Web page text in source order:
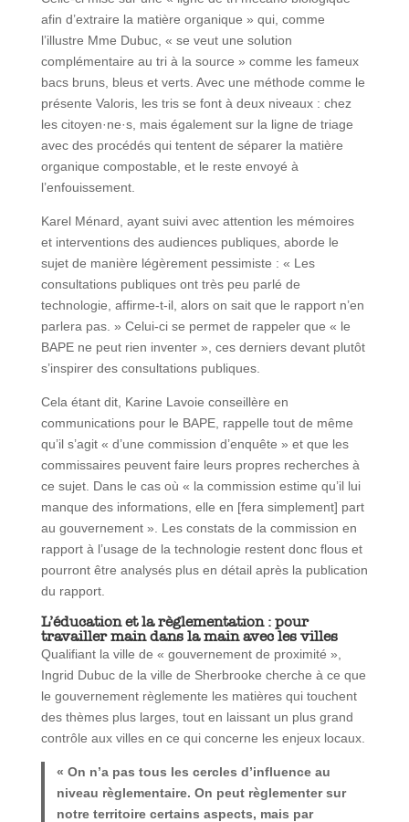
afin d’extraire la matière organique » qui, comme
l’illustre Mme Dubuc, « se veut une solution
complémentaire au tri à la source » comme les fameux
bacs bruns, bleus et verts. Avec une méthode comme le
présente Valoris, les tris se font à deux niveaux : chez
les citoyen·ne·s, mais également sur la ligne de triage
avec des procédés qui tentent de séparer la matière
organique compostable, et le reste envoyé à
l’enfouissement.
Karel Ménard, ayant suivi avec attention les mémoires
et interventions des audiences publiques, aborde le
sujet de manière légèrement pessimiste : « Les
consultations publiques ont très peu parlé de
technologie, affirme-t-il, alors on sait que le rapport n’en
parlera pas. » Celui-ci se permet de rappeler que « le
BAPE ne peut rien inventer », ces derniers devant plutôt
s’inspirer des consultations publiques.
Cela étant dit, Karine Lavoie conseillère en
communications pour le BAPE, rappelle tout de même
qu’il s’agit « d’une commission d’enquête » et que les
commissaires peuvent faire leurs propres recherches à
ce sujet. Dans le cas où « la commission estime qu’il lui
manque des informations, elle en [fera simplement] part
au gouvernement ». Les constats de la commission en
rapport à l’usage de la technologie restent donc flous et
pourront être analysés plus en détail après la publication
du rapport.
L’éducation et la règlementation : pour
travailler main dans la main avec les villes
Qualifiant la ville de « gouvernement de proximité »,
Ingrid Dubuc de la ville de Sherbrooke cherche à ce que
le gouvernement règlemente les matières qui touchent
des thèmes plus larges, tout en laissant un plus grand
contrôle aux villes en ce qui concerne les enjeux locaux.
« On n’a pas tous les cercles d’influence au
niveau règlementaire. On peut règlementer sur
notre territoire certains aspects, mais par